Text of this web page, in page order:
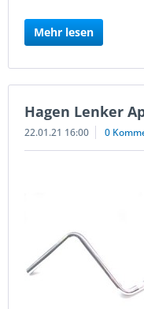
Mehr lesen
Hagen Lenker
22.01.21 16:00 0